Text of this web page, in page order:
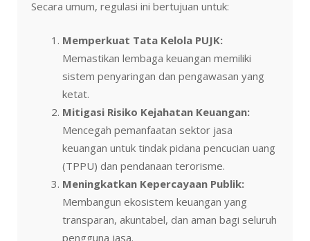
Secara umum, regulasi ini bertujuan untuk:
Memperkuat Tata Kelola PUJK:
Memastikan lembaga keuangan memiliki
sistem penyaringan dan pengawasan yang
ketat.
Mitigasi Risiko Kejahatan Keuangan:
Mencegah pemanfaatan sektor jasa
keuangan untuk tindak pidana pencucian uang
(TPPU) dan pendanaan terorisme.
Meningkatkan Kepercayaan Publik:
Membangun ekosistem keuangan yang
transparan, akuntabel, dan aman bagi seluruh
pengguna jasa.